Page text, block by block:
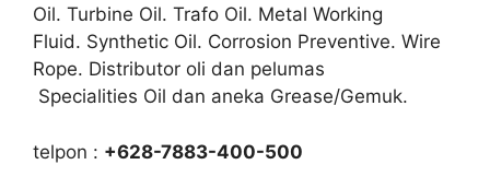
Oil. Turbine Oil. Trafo Oil. Metal Working
Fluid. Synthetic Oil. Corrosion Preventive. Wire
Rope. Distributor oli dan pelumas
Specialities Oil dan aneka Grease/Gemuk.
telpon : +628-7883-400-500